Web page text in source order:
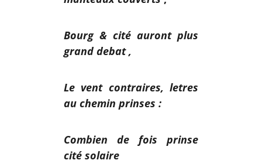
Bourg & cité auront plus
grand debat ,
Le vent contraires, letres
au chemin prinses :
Combien de fois prinse
cité solaire